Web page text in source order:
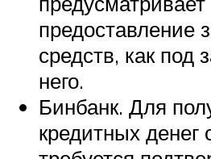
предоставление
средств, как под
него.
Бинбанк. Для
кредитных денег